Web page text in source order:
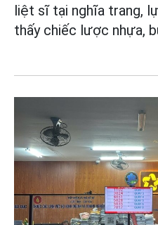
liệt sĩ tại nghĩa trang,
thấy chiếc lược nhựa,